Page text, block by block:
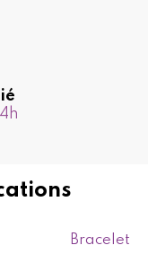
Bracelet